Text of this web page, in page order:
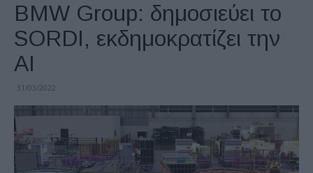
BMW Group: δημοσιεύει το
SORDI, εκδημοκρατίζει την
AI
31/03/2022